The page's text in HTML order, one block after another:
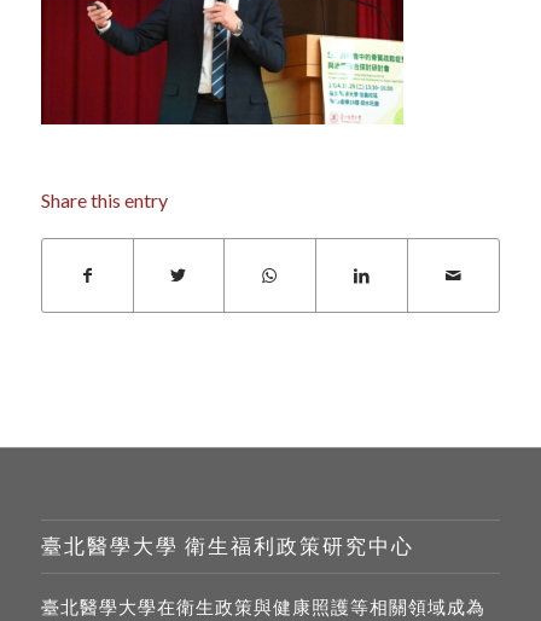
Share this entry
臺北醫學大學 衛生福利政策研究中心
臺北醫學大學在衛生政策與健康照護等相關領域成為